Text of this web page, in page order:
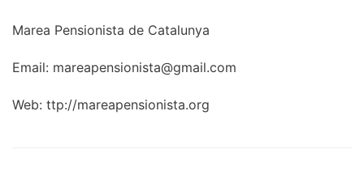
Marea Pensionista de Catalunya
Email: mareapensionista@gmail.com
Web: ttp://mareapensionista.org